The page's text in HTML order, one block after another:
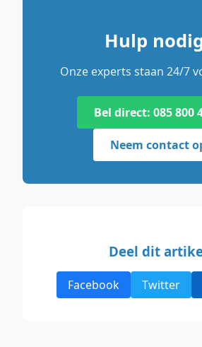
Hulp
Onze experts staan 24/7
Bel direct: 085 800
Neem contact
Deel dit
Facebook Twitter